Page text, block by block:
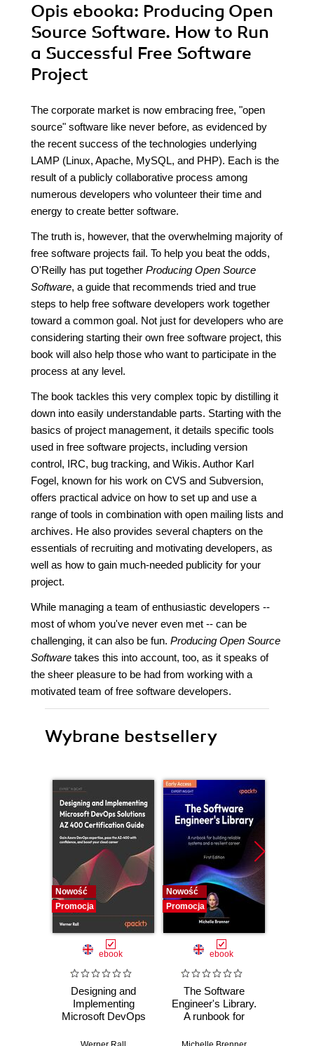
Opis ebooka: Producing Open
Source Software. How to Run
a Successful Free Software
Project
The corporate market is now embracing free, "open
source" software like never before, as evidenced by
the recent success of the technologies underlying
LAMP (Linux, Apache, MySQL, and PHP). Each is the
result of a publicly collaborative process among
numerous developers who volunteer their time and
energy to create better software.
The truth is, however, that the overwhelming majority of
free software projects fail. To help you beat the odds,
O'Reilly has put together Producing Open Source
Software, a guide that recommends tried and true
steps to help free software developers work together
toward a common goal. Not just for developers who are
considering starting their own free software project, this
book will also help those who want to participate in the
process at any level.
The book tackles this very complex topic by distilling it
down into easily understandable parts. Starting with the
basics of project management, it details specific tools
used in free software projects, including version
control, IRC, bug tracking, and Wikis. Author Karl
Fogel, known for his work on CVS and Subversion,
offers practical advice on how to set up and use a
range of tools in combination with open mailing lists and
archives. He also provides several chapters on the
essentials of recruiting and motivating developers, as
well as how to gain much-needed publicity for your
project.
While managing a team of enthusiastic developers --
most of whom you've never even met -- can be
challenging, it can also be fun. Producing Open Source
Software takes this into account, too, as it speaks of
the sheer pleasure to be had from working with a
motivated team of free software developers.
Wybrane bestsellery
Nowość
Promocja
ebook
Designing and
Implementing
Microsoft DevOps
Certification Guide.
Nowość
Promocja
ebook
The Software
Engineer's Library.
A runbook for
systems and a